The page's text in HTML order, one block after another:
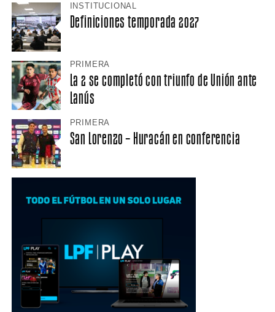
INSTITUCIONAL
Definiciones temporada 2027
PRIMERA
La 2 se completó con triunfo de Unión ante
Lanús
PRIMERA
San Lorenzo – Huracán en conferencia